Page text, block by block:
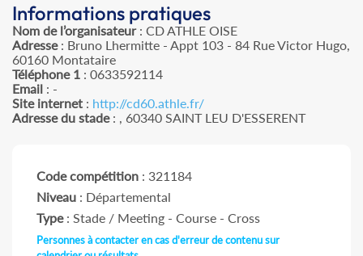
Informations pratiques
Nom de l’organisateur: CD ATHLE OISE
Adresse: Bruno Lhermitte - Appt 103 - 84 Rue Victor Hugo,
60160 Montataire
Téléphone 1 : 0633592114
Email : -
Site internet : http://cd60.athle.fr/
Adresse du stade: , 60340 SAINT LEU D'ESSERENT
Code compétition : 321184
Niveau : Départemental
Type: Stade / Meeting - Course - Cross
Personnes à contacter en cas d'erreur de contenu sur